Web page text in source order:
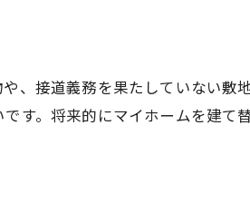
接道義務を果たしていない敷
す。将来的にマイホームを建て